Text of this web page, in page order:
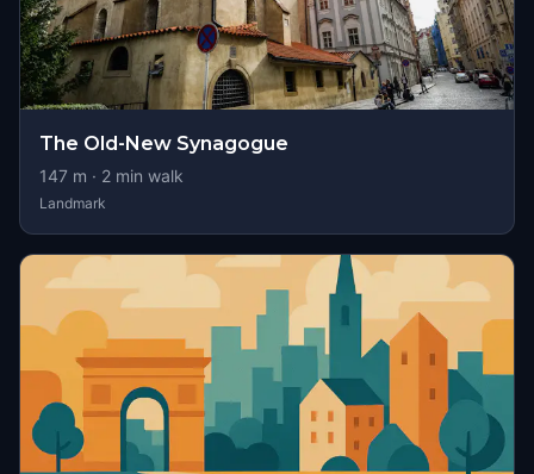
The Old-New Synagogue
147 m · 2 min walk
Landmark